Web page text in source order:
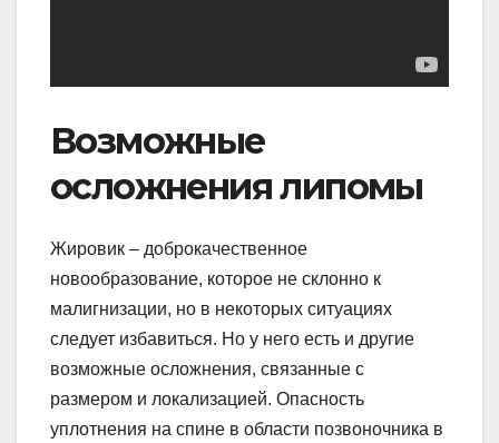
Возможные
осложнения липомы
Жировик – доброкачественное
новообразование, которое не склонно к
малигнизации, но в некоторых ситуациях
следует избавиться. Но у него есть и другие
возможные осложнения, связанные с
размером и локализацией. Опасность
уплотнения на спине в области позвоночника в